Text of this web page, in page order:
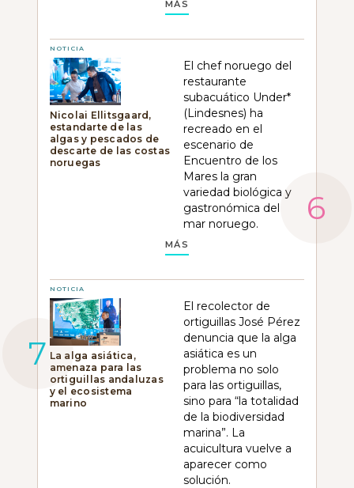
MÁS
NOTICIA
Nicolai Ellitsgaard,
estandarte de las
algas y pescados de
descarte de las costas
noruegas
El chef noruego del
restaurante
subacuático Under*
(Lindesnes) ha
recreado en el
escenario de
Encuentro de los
Mares la gran
variedad biológica y
gastronómica del
mar noruego.
MÁS
NOTICIA
La alga asiática,
amenaza para las
ortiguillas andaluzas
y el ecosistema
marino
El recolector de
ortiguillas José Pérez
denuncia que la alga
asiática es un
problema no solo
para las ortiguillas,
sino para “la totalidad
de la biodiversidad
marina”. La
acuicultura vuelve a
aparecer como
solución.